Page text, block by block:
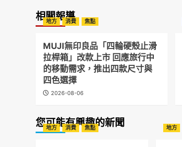
相關報導
地方 消費 焦點
MUJI無印良品「四輪硬殼止滑
拉桿箱」改款上市 回應旅行中
的移動需求，推出四款尺寸與
四色選擇
2026-08-06
您可能有興趣的新聞
地方 消費 焦點 地方